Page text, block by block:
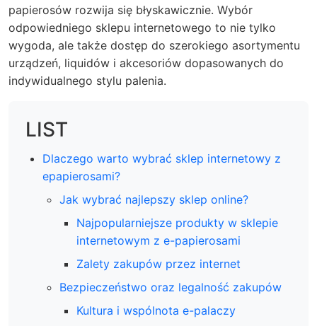
papierosów rozwija się błyskawicznie. Wybór
odpowiedniego sklepu internetowego to nie tylko
wygoda, ale także dostęp do szerokiego asortymentu
urządzeń, liquidów i akcesoriów dopasowanych do
indywidualnego stylu palenia.
LIST
Dlaczego warto wybrać sklep internetowy z
epapierosami?
Jak wybrać najlepszy sklep online?
Najpopularniejsze produkty w sklepie
internetowym z e-papierosami
Zalety zakupów przez internet
Bezpieczeństwo oraz legalność zakupów
Kultura i wspólnota e-palaczy